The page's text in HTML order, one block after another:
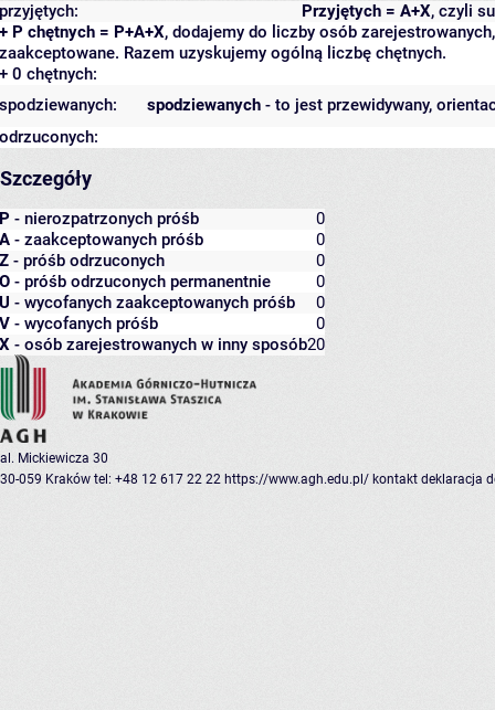
Przyjętych = A+X, czyli
przyjętych:
+ P chętnych = P+A+X, dodajemy do liczby osób
zaakceptowane. Razem uzyskujemy ogólną liczbę chętnych.
+ 0 chętnych:
spodziewanych - to jest przewidywany,
spodziewanych:
odrzuconych:
Szczegóły
P - nierozpatrzonych próśb
0
A - zaakceptowanych próśb
0
Z - próśb odrzuconych
0
O - próśb odrzuconych permanentnie
0
U - wycofanych zaakceptowanych próśb
0
V - wycofanych próśb
0
X - osób zarejestrowanych w inny sposób20
al. Mickiewicza 30
30-059 Kraków tel: +48 12 617 22 22 https://www.agh.edu.pl/ kontakt deklaracja